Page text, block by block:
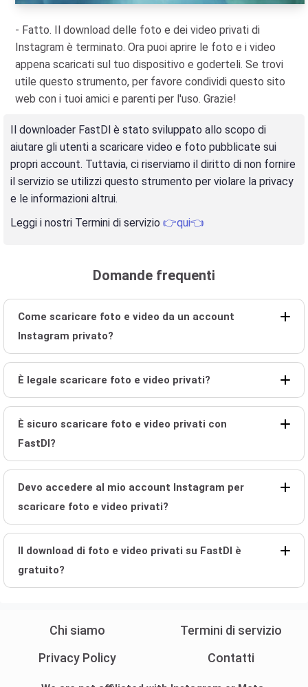
- Fatto. Il download delle foto e dei video privati di
Instagram è terminato. Ora puoi aprire le foto e i video
appena scaricati sul tuo dispositivo e goderteli. Se trovi
utile questo strumento, per favore condividi questo sito
web con i tuoi amici e parenti per l'uso. Grazie!
Il downloader FastDl è stato sviluppato allo scopo di
aiutare gli utenti a scaricare video e foto pubblicate sui
propri account. Tuttavia, ci riserviamo il diritto di non fornire
il servizio se utilizzi questo strumento per violare la privacy
e le informazioni altrui.
Leggi i nostri Termini di servizio 👉qui👈
Domande frequenti
Come scaricare foto e video da un account
Instagram privato?
È legale scaricare foto e video privati?
È sicuro scaricare foto e video privati con
FastDl?
Devo accedere al mio account Instagram per
scaricare foto e video privati?
Il download di foto e video privati su FastDl è
gratuito?
Chi siamo
Termini di servizio
Privacy Policy
Contatti